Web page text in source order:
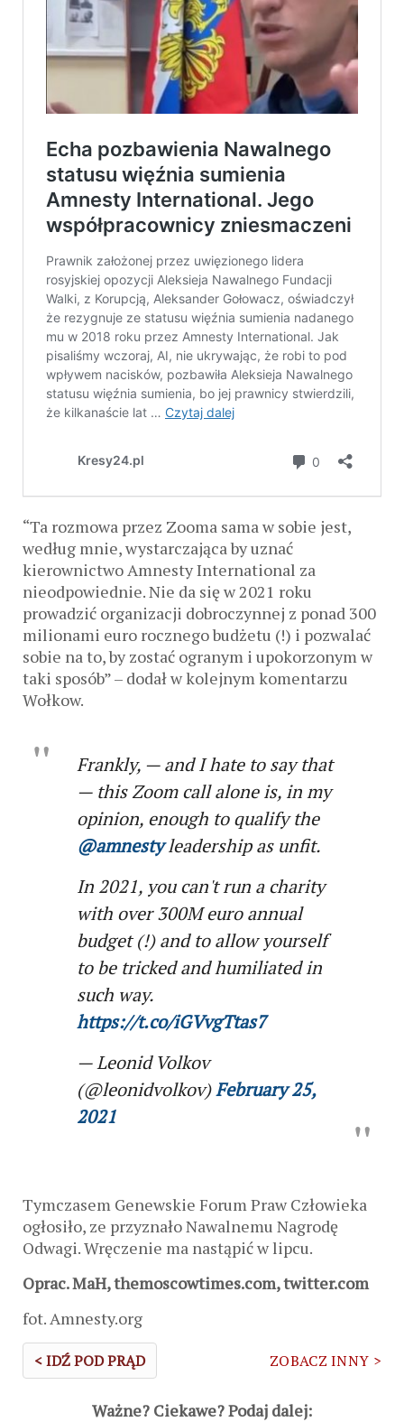
“Ta rozmowa przez Zooma sama w sobie jest,
według mnie, wystarczająca by uznać
kierownictwo Amnesty International za
nieodpowiednie. Nie da się w 2021 roku
prowadzić organizacji dobroczynnej z ponad 300
milionami euro rocznego budżetu (!) i pozwalać
sobie na to, by zostać ogranym i upokorzonym w
taki sposób” – dodał w kolejnym komentarzu
Wołkow.
Frankly, — and I hate to say that
— this Zoom call alone is, in my
opinion, enough to qualify the
@amnestyleadership as unfit.
In 2021, you can't run a charity
with over 300M euro annual
budget (!) and to allow yourself
to be tricked and humiliated in
such way.
https://t.co/iGVvgTtas7
— Leonid Volkov
(@leonidvolkov)February 25,
2021
Tymczasem Genewskie Forum Praw Człowieka
ogłosiło, ze przyznało Nawalnemu Nagrodę
Odwagi. Wręczenie ma nastąpić w lipcu.
Oprac. MaH, themoscowtimes.com, twitter.com
fot. Amnesty.org
< IDŹ POD PRĄD ZOBACZ INNY >
Ważne? Ciekawe? Podaj dalej: